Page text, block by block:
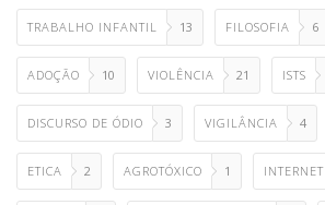
TRABALHO INFANTIL 13 FILOSOFIA 6
ADOÇÃO 10 VIOLÊNCIA 21 ISTS
DISCURSO DE ÓDIO 3 VIGILÂNCIA 4
ETICA 2 AGROTÓXICO 1 INTERNET